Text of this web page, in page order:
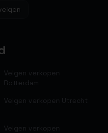
Velgen verkopen
Rotterdam
Velgen verkopen Utrecht
Velgen verkopen